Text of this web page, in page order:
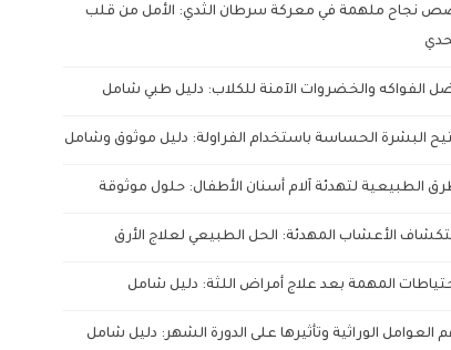
نجاح ملهمة في معركة سرطان الثدي: الأمل من قلب
الفواكه والخضروات الآمنة للكلاب: دليل طبي شامل
البشرة الحساسة باستخدام الفراولة: دليل موثوق وشامل
الطبيعية لتهدئة آلام أسنان الأطفال: حلول موثوقة
الأعشاب المهدئة: الحل الطبيعي لعلاج الأرق
المهمة بعد علاج أمراض اللثة: دليل شامل
العوامل الوراثية وتأثيرها على الدورة الشهر: دليل شامل